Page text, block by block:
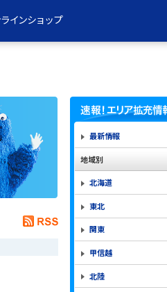
インショップ
ショップ
最新情報
地域別
北海道
東北
関東
甲信越
北陸